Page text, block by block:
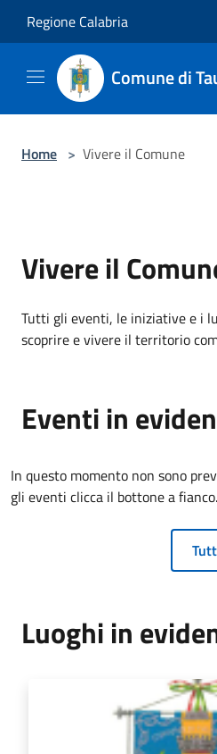
Regione Calabria
Comune di
Home > Vivere il Comune
Vivere il
Tutti gli eventi, le iniziative e i
scoprire e vivere il territorio
Eventi in
In questo momento non sono
gli eventi clicca il bottone a fianco.
Luoghi in